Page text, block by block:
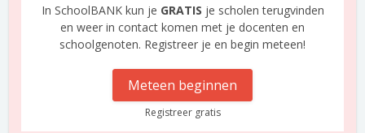
In SchoolBANK kun je GRATIS je scholen terugvinden
en weer in contact komen met je docenten en
schoolgenoten. Registreer je en begin meteen!
Meteen beginnen
Registreer gratis